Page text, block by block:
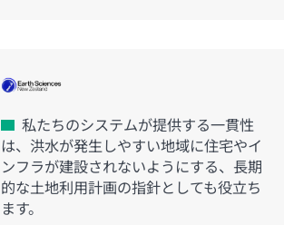
私たちのシステムが提供する一貫性
は、洪水が発生しやすい地域に住宅やイ
ンフラが建設されないようにする、長期
的な土地利用計画の指針としても役立ち
ます。